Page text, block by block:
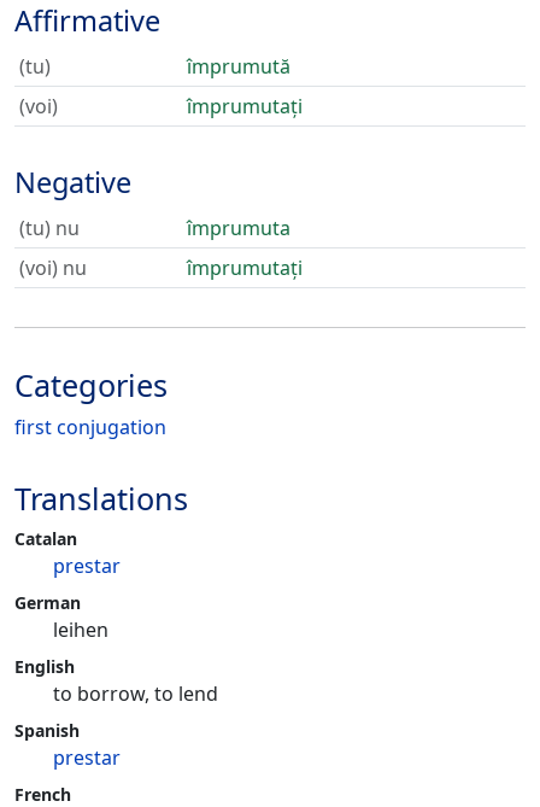
Affirmative
(tu)
împrumută
(voi)
împrumutați
Negative
(tu) nu
împrumuta
(voi) nu
împrumutați
Categories
first conjugation
Translations
Catalan
prestar
German
leihen
English
to borrow, to lend
Spanish
prestar
French